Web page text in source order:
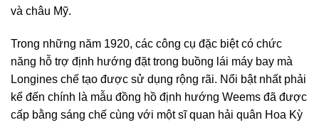
và châu Mỹ.
Trong những năm 1920, các công cụ đặc biệt có chức
năng hỗ trợ định hướng đặt trong buồng lái máy bay mà
Longines chế tạo được sử dụng rộng rãi. Nổi bật nhất phải
kể đến chính là mẫu đồng hồ định hướng Weems đã được
cấp bằng sáng chế cùng với một sĩ quan hải quân Hoa Kỳ